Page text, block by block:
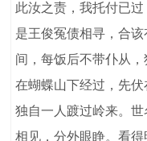
此汝之责，我托付已
是王俊冤债相寻，合
间，每饭后不带仆从
在蝴蝶山下经过，先
独自一人踱过岭来。
相见，分外眼睁。看